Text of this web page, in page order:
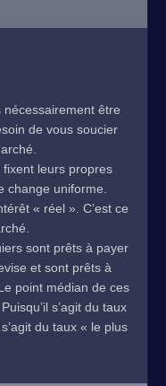
être
de vous soucier
leurs propres
change uniforme.
« réel ». C’est ce
sont prêts à payer
et sont prêts à
point médian de ces
s’agit du taux
du taux « le plus